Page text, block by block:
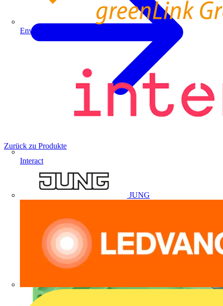
Enwitec
Interact
JUNG
Zurück zu Produkte